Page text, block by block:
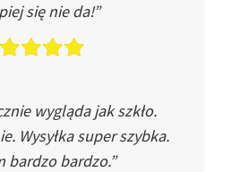
się nie da!”
wygląda jak szkło.
Wysyłka super szybka.
bardzo bardzo.”